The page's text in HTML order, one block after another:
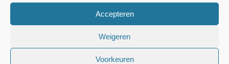
Accepteren
Weigeren
Voorkeuren
© Copyright 2021 - 2026 WeeversNieuwstad